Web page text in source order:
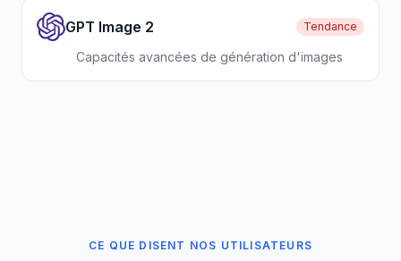
GPT Image 2 Tendance
Capacités avancées de génération d'images
CE QUE DISENT NOS UTILISATEURS